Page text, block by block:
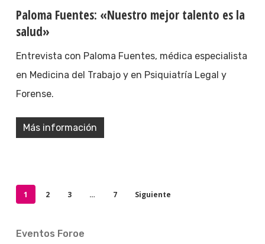
Paloma Fuentes: «Nuestro mejor talento es la
salud»
Entrevista con Paloma Fuentes, médica especialista
en Medicina del Trabajo y en Psiquiatría Legal y
Forense.
Más información
1 2 3 … 7 Siguiente
Eventos Foroe